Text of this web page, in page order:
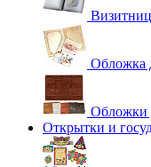
Обложка
Обложки
Открытки и